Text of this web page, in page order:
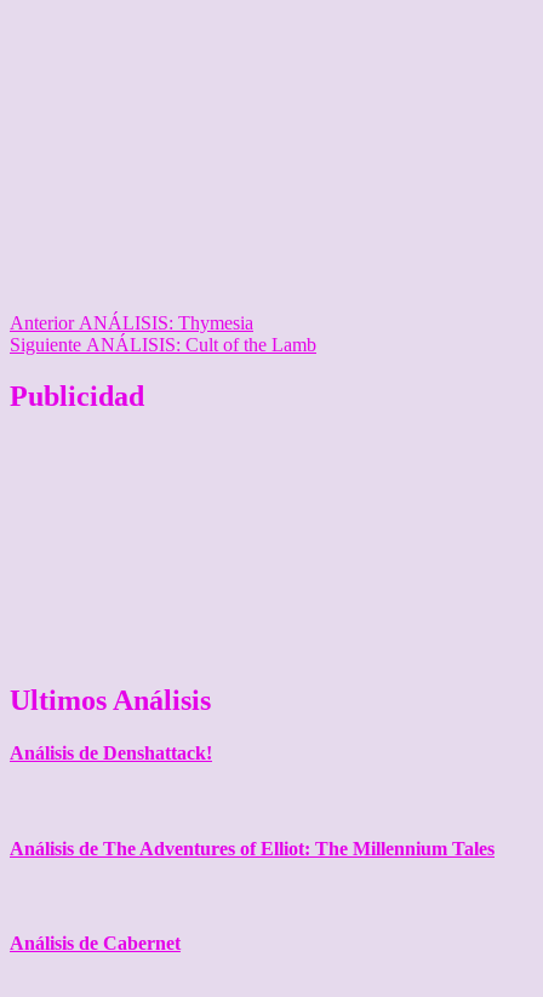
Navegación
de
entradas
Anterior Entrada
anterior:
ANÁLISIS: Thymesia
Siguiente Entrada
ANÁLISIS: Cult of the Lamb
Publicidad
Ultimos Análisis
Análisis de Denshattack!
Análisis de The Adventures of Elliot: The Millennium Tales
Análisis de Cabernet